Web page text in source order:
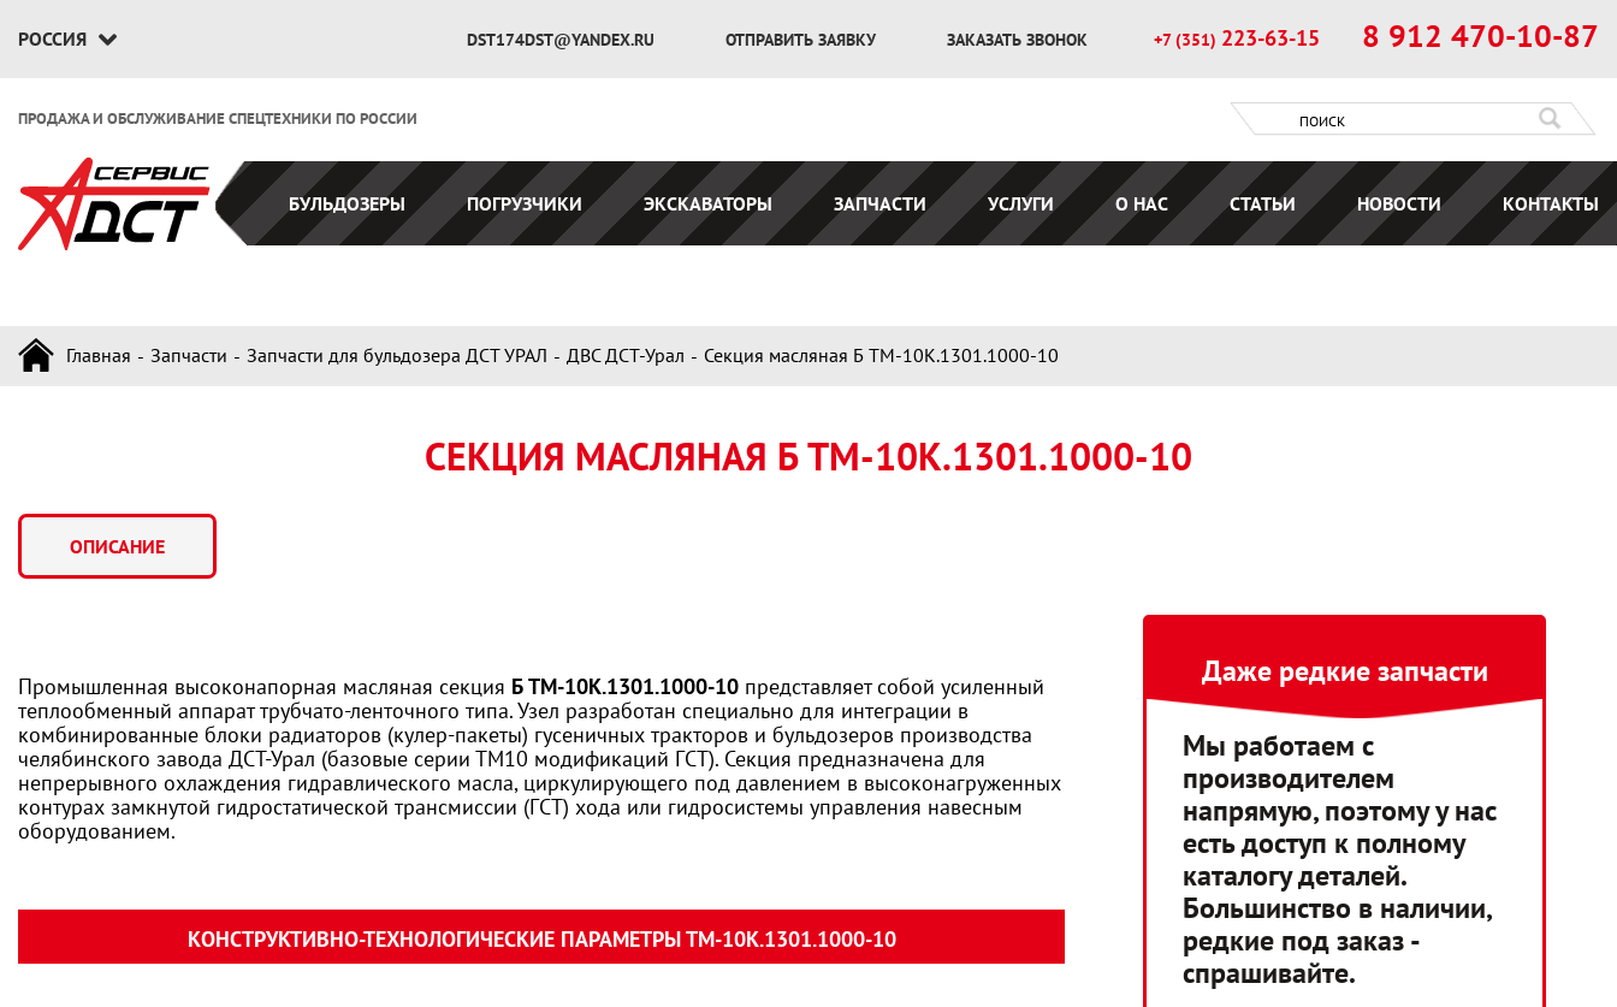
РОССИЯ DST174DST@YANDEX.RU ОТПРАВИТЬ ЗАЯВКУ ЗАКАЗАТЬ ЗВОНОК +7 (351) 223-63-15 8 912 470-10-87
ПРОДАЖА И ОБСЛУЖИВАНИЕ СПЕЦТЕХНИКИ ПО РОССИИ
БУЛЬДОЗЕРЫ ПОГРУЗЧИКИ ЭКСКАВАТОРЫ ЗАПЧАСТИ УСЛУГИ О НАС СТАТЬИ НОВОСТИ КОНТАКТЫ
Главная Запчасти Запчасти для бульдозера ДСТ УРАЛ ДВС ДСТ-Урал Секция масляная Б ТМ-10К.1301.1000-10
СЕКЦИЯ МАСЛЯНАЯ Б ТМ-10К.1301.1000-10
ОПИСАНИЕ
Промышленная высоконапорная масляная секция Б ТМ-10К.1301.1000-10 представляет собой усиленный
теплообменный аппарат трубчато-ленточного типа. Узел разработан специально для интеграции в
комбинированные блоки радиаторов (кулер-пакеты) гусеничных тракторов и бульдозеров производства
челябинского завода ДСТ-Урал (базовые серии ТМ10 модификаций ГСТ). Секция предназначена для
непрерывного охлаждения гидравлического масла, циркулирующего под давлением в высоконагруженных
контурах замкнутой гидростатической трансмиссии (ГСТ) хода или гидросистемы управления навесным
оборудованием.
КОНСТРУКТИВНО-ТЕХНОЛОГИЧЕСКИЕ ПАРАМЕТРЫ ТМ-10К.1301.1000-10
Даже редкие запчасти
Мы работаем с
производителем
напрямую, поэтому у нас
есть доступ к полному
каталогу деталей.
Большинство в наличии,
редкие под заказ -
спрашивайте.